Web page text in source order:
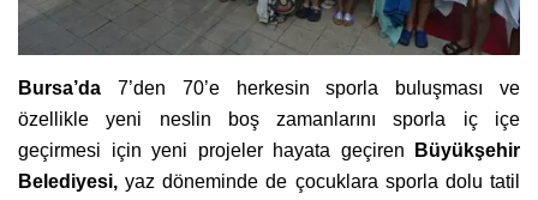
Bursa’da 7’den 70’e herkesin sporla buluşması ve
özellikle yeni neslin boş zamanlarını sporla iç içe
geçirmesi için yeni projeler hayata geçiren
Büyükşehir
Belediyesi, yaz döneminde de çocuklara sporla dolu tatil